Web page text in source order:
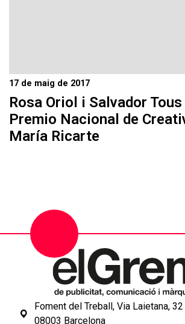
17 de maig de 2017
Rosa Oriol i Salvador Tous
Premio Nacional de
María Ricarte
Foment del Treball, Via Laietana,
08003 Barcelona